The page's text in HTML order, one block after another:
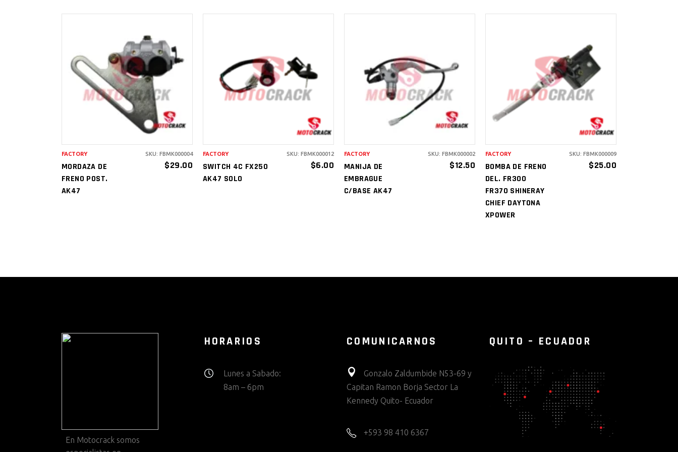
AÑADIR AL
CARRITO
MORDAZA DE
FRENO POST.
AK47
$29.00
FACTORY SKU: FBMK000004
AÑADIR AL
CARRITO
SWITCH 4C FX250
AK47 SOLO
$6.00
FACTORY SKU: FBMK000012
AÑADIR AL
CARRITO
MANIJA DE
EMBRAGUE
C/BASE AK47
$12.50
FACTORY SKU: FBMK000002
AÑADIR AL
CARRITO
BOMBA DE FRENO
DEL. FR300
FR370 SHINERAY
CHIEF DAYTONA
XPOWER
$25.00
FACTORY SKU: FBMK000009
En Motocrack somos
HORARIOS
Lunes a Sabado:
8am – 6pm
COMUNICARNOS
Gonzalo Zaldumbide N53-69 y
Capitan Ramon Borja Sector La
Kennedy Quito- Ecuador
+593 98 410 6367
QUITO – ECUADOR